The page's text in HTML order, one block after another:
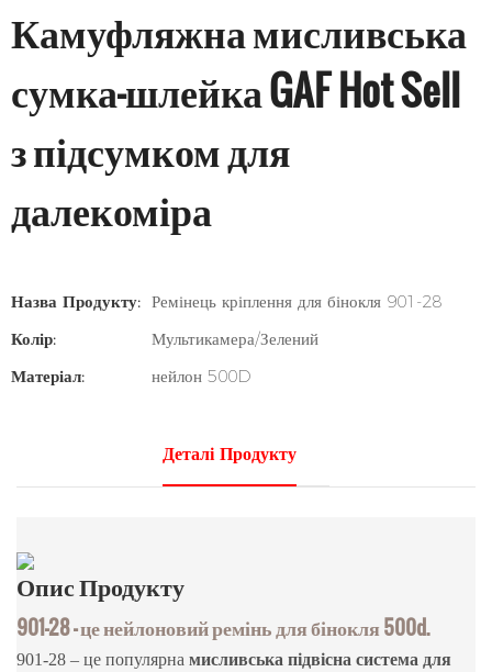
Камуфляжна мисливська
сумка-шлейка GAF Hot Sell
з підсумком для
далекоміра
Назва Продукту: Ремінець кріплення для бінокля 901-28
Колір:
Мультикамера/Зелений
Матеріал:
нейлон 500D
Деталі Продукту
ОписПродукту
901-28 — це нейлоновий ремінь для бінокля 500d.
901-28 – це популярна мисливська підвісна система для